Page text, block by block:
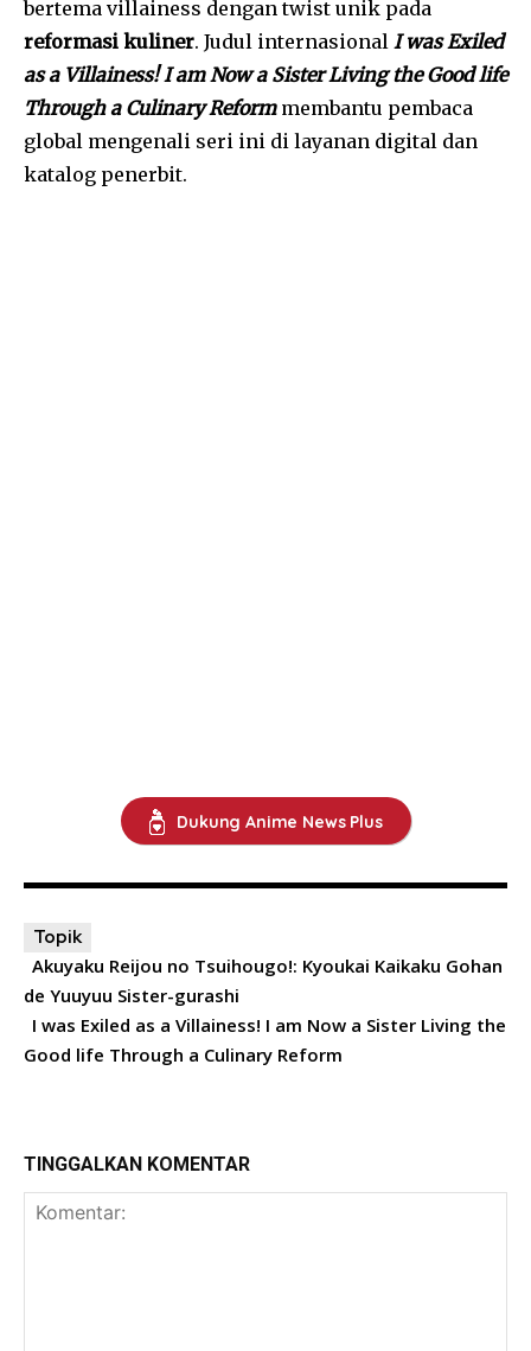
bertema villainess dengan twist unik pada
reformasi kuliner. Judul internasional I was Exiled
as a Villainess! I am Now a Sister Living the Good life
Through a Culinary Reformmembantu pembaca
global mengenali seri ini di layanan digital dan
katalog penerbit.
Dukung Anime News Plus
Topik
Akuyaku Reijou no Tsuihougo!: Kyoukai Kaikaku Gohan
de Yuuyuu Sister-gurashi
I was Exiled as a Villainess! I am Now a Sister Living the
Good life Through a Culinary Reform
TINGGALKAN KOMENTAR